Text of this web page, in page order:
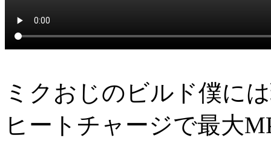
ミクおじのビルド僕に
ヒートチャージで最大